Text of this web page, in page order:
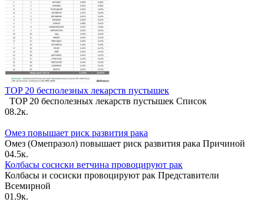
TOP 20 бесполезных лекарств пустышек
TOP 20 бесполезных лекарств пустышек Список
08.2к.
Омез повышает риск развития рака
Омез (Омепразол) повышает риск развития рака Причиной
04.5к.
Колбасы сосиски ветчина провоцируют рак
Колбасы и сосиски провоцируют рак Представители
Всемирной
01.9к.